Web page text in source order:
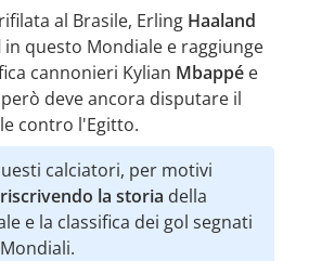
al Brasile, Erling Haaland
in questo Mondiale e raggiunge
cannonieri Kylian Mbappé e
deve ancora disputare il
contro l'Egitto.
calciatori, per motivi
riscrivendo la storia della
e la classifica dei gol segnati